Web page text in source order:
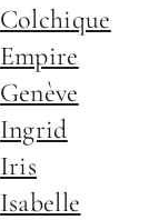
Colchique
Empire
Genève
Ingrid
Iris
Isabelle